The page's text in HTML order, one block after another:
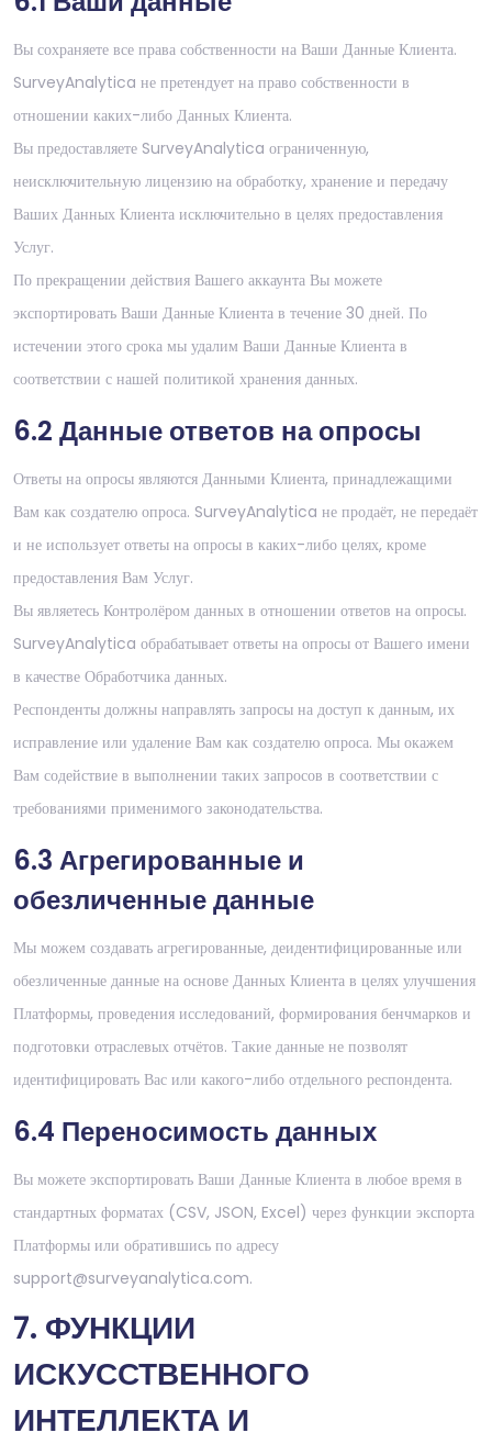
Вы сохраняете все права собственности на Ваши Данные Клиента.
SurveyAnalytica не претендует на право собственности в
отношении каких-либо Данных Клиента.
Вы предоставляете SurveyAnalytica ограниченную,
неисключительную лицензию на обработку, хранение и передачу
Ваших Данных Клиента исключительно в целях предоставления
Услуг.
По прекращении действия Вашего аккаунта Вы можете
экспортировать Ваши Данные Клиента в течение 30 дней. По
истечении этого срока мы удалим Ваши Данные Клиента в
соответствии с нашей политикой хранения данных.
6.2 Данные ответов на опросы
Ответы на опросы являются Данными Клиента, принадлежащими
Вам как создателю опроса. SurveyAnalytica не продаёт, не передаёт
и не использует ответы на опросы в каких-либо целях, кроме
предоставления Вам Услуг.
Вы являетесь Контролёром данных в отношении ответов на опросы.
SurveyAnalytica обрабатывает ответы на опросы от Вашего имени
в качестве Обработчика данных.
Респонденты должны направлять запросы на доступ к данным, их
исправление или удаление Вам как создателю опроса. Мы окажем
Вам содействие в выполнении таких запросов в соответствии с
требованиями применимого законодательства.
6.3 Агрегированные и
обезличенные данные
Мы можем создавать агрегированные, деидентифицированные или
обезличенные данные на основе Данных Клиента в целях улучшения
Платформы, проведения исследований, формирования бенчмарков и
подготовки отраслевых отчётов. Такие данные не позволят
идентифицировать Вас или какого-либо отдельного респондента.
6.4 Переносимость данных
Вы можете экспортировать Ваши Данные Клиента в любое время в
стандартных форматах (CSV, JSON, Excel) через функции экспорта
Платформы или обратившись по адресу
support@surveyanalytica.com.
7. ФУНКЦИИ
ИСКУССТВЕННОГО
ИНТЕЛЛЕКТА И